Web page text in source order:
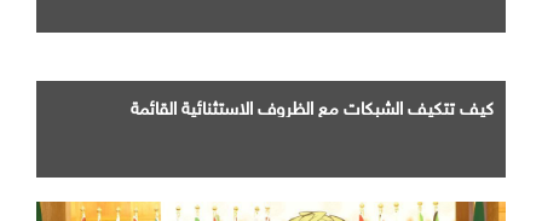
كيف تتكيف الشبكات مع الظروف الاستثنائية القائمة